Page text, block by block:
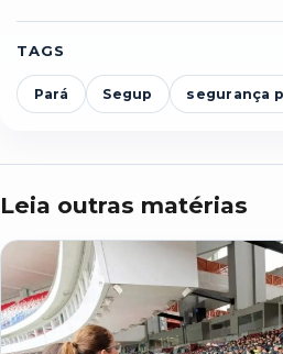
TAGS
Pará Segup segurança
Leia outras matérias